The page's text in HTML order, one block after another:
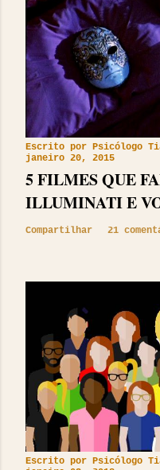
Escrito por Psicólogo
janeiro 20, 2015
5 FILMES QUE
ILLUMINATI E
Compartilhar 21
Escrito por Psicólogo